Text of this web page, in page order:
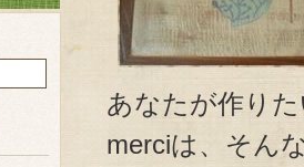
あなたが作り
merciは、そん